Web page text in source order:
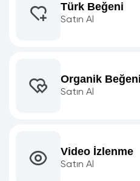
Türk Beğeni
Satın Al
Organik Beğeni
Satın Al
Video İzlenme
Satın Al